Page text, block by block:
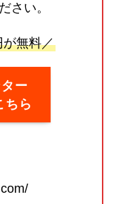
さい。
無料／
ー
ちら